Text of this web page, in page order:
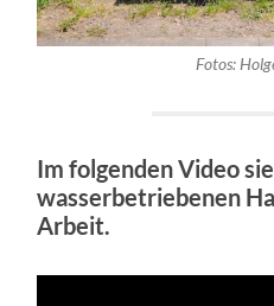
Fotos:
Im folgenden Video
wasserbetriebenen
Arbeit.